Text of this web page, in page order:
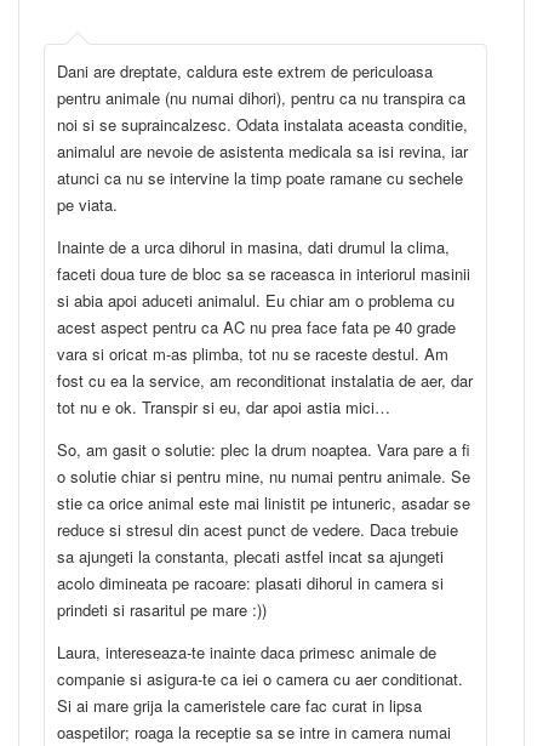
Dani are dreptate, caldura este extrem de periculoasa
pentru animale (nu numai dihori), pentru ca nu transpira ca
noi si se supraincalzesc. Odata instalata aceasta conditie,
animalul are nevoie de asistenta medicala sa isi revina, iar
atunci ca nu se intervine la timp poate ramane cu sechele
pe viata.
Inainte de a urca dihorul in masina, dati drumul la clima,
faceti doua ture de bloc sa se raceasca in interiorul masinii
si abia apoi aduceti animalul. Eu chiar am o problema cu
acest aspect pentru ca AC nu prea face fata pe 40 grade
vara si oricat m-as plimba, tot nu se raceste destul. Am
fost cu ea la service, am reconditionat instalatia de aer, dar
tot nu e ok. Transpir si eu, dar apoi astia mici…
So, am gasit o solutie: plec la drum noaptea. Vara pare a fi
o solutie chiar si pentru mine, nu numai pentru animale. Se
stie ca orice animal este mai linistit pe intuneric, asadar se
reduce si stresul din acest punct de vedere. Daca trebuie
sa ajungeti la constanta, plecati astfel incat sa ajungeti
acolo dimineata pe racoare: plasati dihorul in camera si
prindeti si rasaritul pe mare :))
Laura, intereseaza-te inainte daca primesc animale de
companie si asigura-te ca iei o camera cu aer conditionat.
Si ai mare grija la cameristele care fac curat in lipsa
oaspetilor; roaga la receptie sa se intre in camera numai